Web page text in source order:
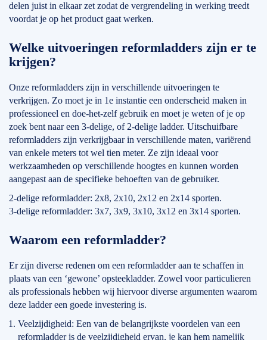
delen juist in elkaar zet zodat de vergrendeling in werking treedt
voordat je op het product gaat werken.
Welke uitvoeringen reformladders zijn er te
krijgen?
Onze reformladders zijn in verschillende uitvoeringen te
verkrijgen. Zo moet je in 1e instantie een onderscheid maken in
professioneel en doe-het-zelf gebruik en moet je weten of je op
zoek bent naar een 3-delige, of 2-delige ladder. Uitschuifbare
reformladders zijn verkrijgbaar in verschillende maten, variërend
van enkele meters tot wel tien meter. Ze zijn ideaal voor
werkzaamheden op verschillende hoogtes en kunnen worden
aangepast aan de specifieke behoeften van de gebruiker.
2-delige reformladder: 2x8, 2x10, 2x12 en 2x14 sporten.
3-delige reformladder: 3x7, 3x9, 3x10, 3x12 en 3x14 sporten.
Waarom een reformladder?
Er zijn diverse redenen om een reformladder aan te schaffen in
plaats van een ‘gewone’ opsteekladder. Zowel voor particulieren
als professionals hebben wij hiervoor diverse argumenten waarom
deze ladder een goede investering is.
Veelzijdigheid: Een van de belangrijkste voordelen van een
reformladder is de veelzijdigheid ervan, je kan hem namelijk